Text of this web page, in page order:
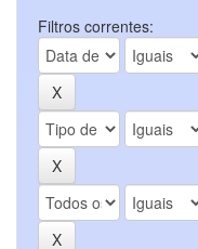
Filtros correntes: